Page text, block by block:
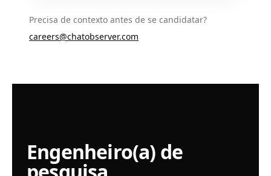
Precisa de contexto antes de se candidatar?
careers@chatobserver.com
Engenheiro(a) de